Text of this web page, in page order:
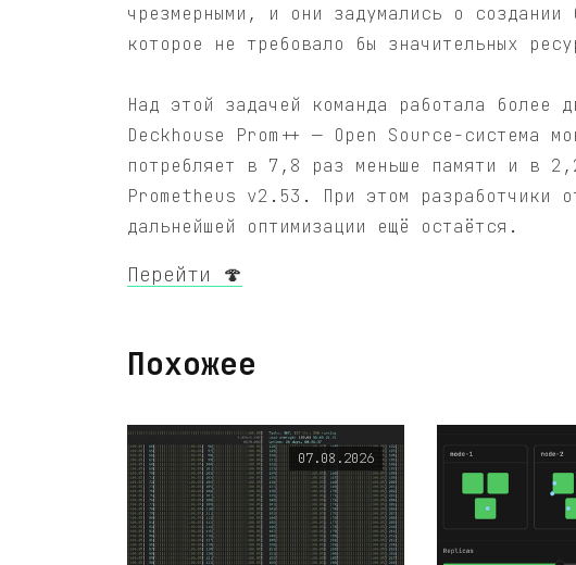
чрезмерными, и они задумались о создании
которое не требовало бы значительных
Над этой задачей команда работала более
Deckhouse Prom++ — Open Source-система
потребляет в 7,8 раз меньше памяти и в
Prometheus v2.53. При этом разработчики
дальнейшей оптимизации ещё остаётся.
Перейти 🍄
Похожее
07.08.2026